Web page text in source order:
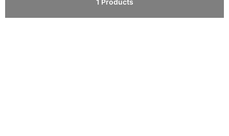
1 Products